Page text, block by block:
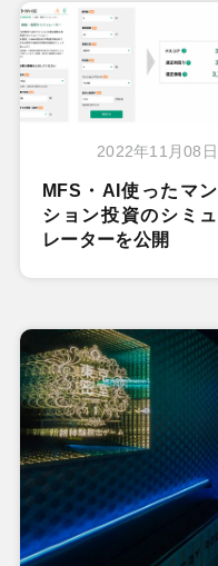
2022年11月08日
MFS・AI使ったマン
ション投資のシミュ
レーターを公開